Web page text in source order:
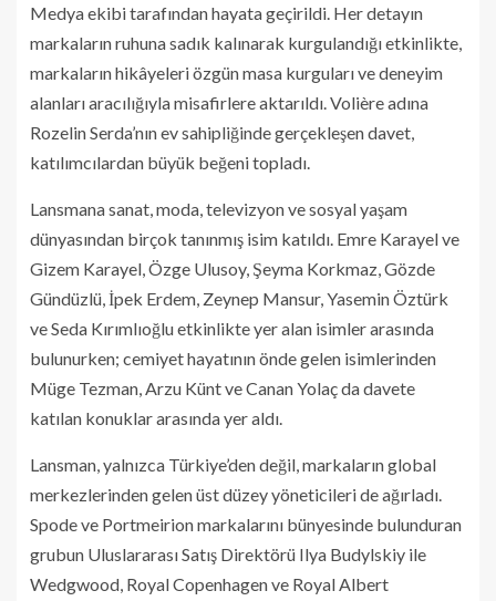
Medya ekibi tarafından hayata geçirildi. Her detayın
markaların ruhuna sadık kalınarak kurgulandığı etkinlikte,
markaların hikâyeleri özgün masa kurguları ve deneyim
alanları aracılığıyla misafirlere aktarıldı. Volière adına
Rozelin Serda’nın ev sahipliğinde gerçekleşen davet,
katılımcılardan büyük beğeni topladı.
Lansmana sanat, moda, televizyon ve sosyal yaşam
dünyasından birçok tanınmış isim katıldı. Emre Karayel ve
Gizem Karayel, Özge Ulusoy, Şeyma Korkmaz, Gözde
Gündüzlü, İpek Erdem, Zeynep Mansur, Yasemin Öztürk
ve Seda Kırımlıoğlu etkinlikte yer alan isimler arasında
bulunurken; cemiyet hayatının önde gelen isimlerinden
Müge Tezman, Arzu Künt ve Canan Yolaç da davete
katılan konuklar arasında yer aldı.
Lansman, yalnızca Türkiye’den değil, markaların global
merkezlerinden gelen üst düzey yöneticileri de ağırladı.
Spode ve Portmeirion markalarını bünyesinde bulunduran
grubun Uluslararası Satış Direktörü Ilya Budylskiy ile
Wedgwood, Royal Copenhagen ve Royal Albert